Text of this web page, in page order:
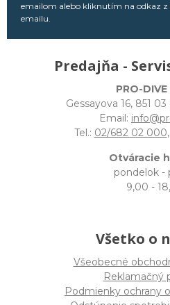
emailom alebo kliknutím na odkaz
emailu.
Predajňa -
PRO-
Gessayova 16, 851
Email:
Tel.: 02/682 02 000,
Otváracie
pondelok -
9,00 -
Všetko o
Všeobecné
Reklamačný
Podmienky ochrany